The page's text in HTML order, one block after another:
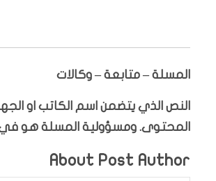
المسلة – متابعة – وكالات
النص الذي يتضمن اسم الكاتب او
المحتوى. ومسؤولية المسلة هو في
About Post Author